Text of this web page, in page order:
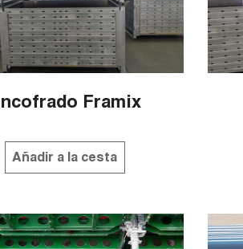
Framix
Añadir a la cesta